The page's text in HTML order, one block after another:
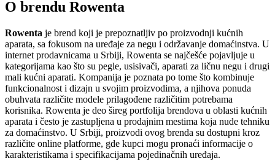
O brendu Rowenta
Rowenta je brend koji je prepoznatljiv po proizvodnji kućnih
aparata, sa fokusom na uređaje za negu i održavanje domaćinstva. U
internet prodavnicama u Srbiji, Rowenta se najčešće pojavljuje u
kategorijama kao što su pegle, usisivači, aparati za ličnu negu i drugi
mali kućni aparati. Kompanija je poznata po tome što kombinuje
funkcionalnost i dizajn u svojim proizvodima, a njihova ponuda
obuhvata različite modele prilagođene različitim potrebama
korisnika. Rowenta je deo šireg portfolija brendova u oblasti kućnih
aparata i često je zastupljena u prodajnim mestima koja nude tehniku
za domaćinstvo. U Srbiji, proizvodi ovog brenda su dostupni kroz
različite online platforme, gde kupci mogu pronaći informacije o
karakteristikama i specifikacijama pojedinačnih uređaja.